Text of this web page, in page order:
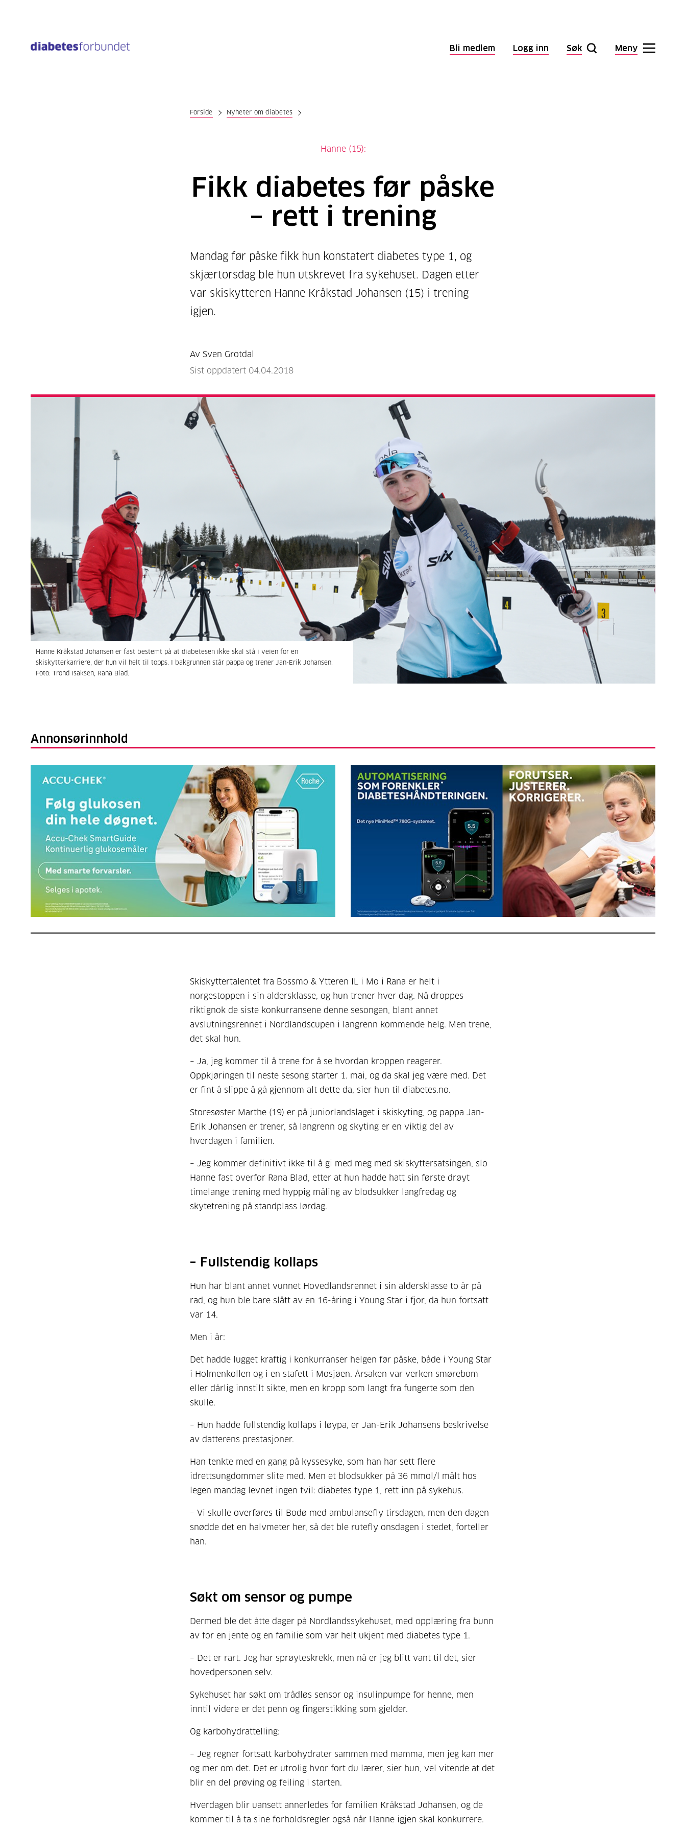
Bli medlem Logg inn Søk Meny
Forside Nyheter om diabetes
Hanne (15):
Fikk diabetes før påske
– rett i trening
Mandag før påske fikk hun konstatert diabetes type 1, og
skjærtorsdag ble hun utskrevet fra sykehuset. Dagen etter
var skiskytteren Hanne Kråkstad Johansen (15) i trening
igjen.
Av Sven Grotdal
Sist oppdatert 04.04.2018
Hanne Kråkstad Johansen er fast bestemt på at diabetesen ikke skal stå i veien for en
skiskytterkarriere, der hun vil helt til topps. I bakgrunnen står pappa og trener Jan-Erik Johansen.
Foto: Trond Isaksen, Rana Blad.
Annonsørinnhold
Skiskyttertalentet fra Bossmo & Ytteren IL i Mo i Rana er helt i
norgestoppen i sin aldersklasse, og hun trener hver dag. Nå droppes
riktignok de siste konkurransene denne sesongen, blant annet
avslutningsrennet i Nordlandscupen i langrenn kommende helg. Men trene,
det skal hun.
– Ja, jeg kommer til å trene for å se hvordan kroppen reagerer.
Oppkjøringen til neste sesong starter 1. mai, og da skal jeg være med. Det
er fint å slippe å gå gjennom alt dette da, sier hun til diabetes.no.
Storesøster Marthe (19) er på juniorlandslaget i skiskyting, og pappa Jan-
Erik Johansen er trener, så langrenn og skyting er en viktig del av
hverdagen i familien.
– Jeg kommer definitivt ikke til å gi med meg med skiskyttersatsingen, slo
Hanne fast overfor Rana Blad, etter at hun hadde hatt sin første drøyt
timelange trening med hyppig måling av blodsukker langfredag og
skytetrening på standplass lørdag.
– Fullstendig kollaps
Hun har blant annet vunnet Hovedlandsrennet i sin aldersklasse to år på
rad, og hun ble bare slått av en 16-åring i Young Star i fjor, da hun fortsatt
var 14.
Men i år:
Det hadde lugget kraftig i konkurranser helgen før påske, både i Young Star
i Holmenkollen og i en stafett i Mosjøen. Årsaken var verken smørebom
eller dårlig innstilt sikte, men en kropp som langt fra fungerte som den
skulle.
– Hun hadde fullstendig kollaps i løypa, er Jan-Erik Johansens beskrivelse
av datterens prestasjoner.
Han tenkte med en gang på kyssesyke, som han har sett flere
idrettsungdommer slite med. Men et blodsukker på 36 mmol/l målt hos
legen mandag levnet ingen tvil: diabetes type 1, rett inn på sykehus.
– Vi skulle overføres til Bodø med ambulansefly tirsdagen, men den dagen
snødde det en halvmeter her, så det ble rutefly onsdagen i stedet, forteller
han.
Søkt om sensor og pumpe
Dermed ble det åtte dager på Nordlandssykehuset, med opplæring fra bunn
av for en jente og en familie som var helt ukjent med diabetes type 1.
– Det er rart. Jeg har sprøyteskrekk, men nå er jeg blitt vant til det, sier
hovedpersonen selv.
Sykehuset har søkt om trådløs sensor og insulinpumpe for henne, men
inntil videre er det penn og fingerstikking som gjelder.
Og karbohydrattelling:
– Jeg regner fortsatt karbohydrater sammen med mamma, men jeg kan mer
og mer om det. Det er utrolig hvor fort du lærer, sier hun, vel vitende at det
blir en del prøving og feiling i starten.
Hverdagen blir uansett annerledes for familien Kråkstad Johansen, og de
kommer til å ta sine forholdsregler også når Hanne igjen skal konkurrere.